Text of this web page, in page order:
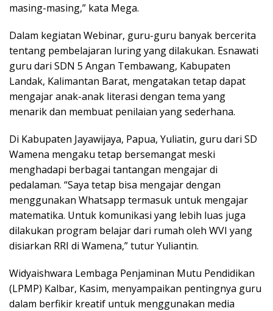
masing-masing,” kata Mega.
Dalam kegiatan Webinar, guru-guru banyak bercerita
tentang pembelajaran luring yang dilakukan. Esnawati
guru dari SDN 5 Angan Tembawang, Kabupaten
Landak, Kalimantan Barat, mengatakan tetap dapat
mengajar anak-anak literasi dengan tema yang
menarik dan membuat penilaian yang sederhana.
Di Kabupaten Jayawijaya, Papua, Yuliatin, guru dari SD
Wamena mengaku tetap bersemangat meski
menghadapi berbagai tantangan mengajar di
pedalaman. “Saya tetap bisa mengajar dengan
menggunakan Whatsapp termasuk untuk mengajar
matematika. Untuk komunikasi yang lebih luas juga
dilakukan program belajar dari rumah oleh WVI yang
disiarkan RRI di Wamena,” tutur Yuliantin.
Widyaishwara Lembaga Penjaminan Mutu Pendidikan
(LPMP) Kalbar, Kasim, menyampaikan pentingnya guru
dalam berfikir kreatif untuk menggunakan media